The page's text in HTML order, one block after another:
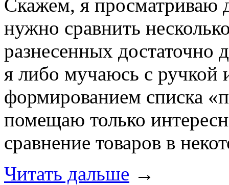
Скажем, я просматриваю
нужно сравнить
разнесенных достаточно
я либо мучаюсь с ручкой
формированием списка
помещаю только
сравнение товаров в
Читать дальше →